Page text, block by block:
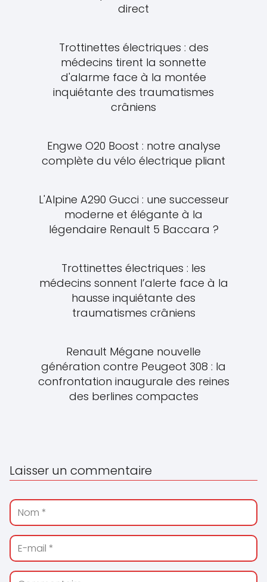
direct
Trottinettes électriques : des
médecins tirent la sonnette
d'alarme face à la montée
inquiétante des traumatismes
crâniens
Engwe O20 Boost : notre analyse
complète du vélo électrique pliant
L'Alpine A290 Gucci : une successeur
moderne et élégante à la
légendaire Renault 5 Baccara ?
Trottinettes électriques : les
médecins sonnent l’alerte face à la
hausse inquiétante des
traumatismes crâniens
Renault Mégane nouvelle
génération contre Peugeot 308 : la
confrontation inaugurale des reines
des berlines compactes
Laisser un commentaire